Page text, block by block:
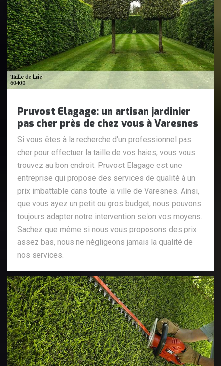
Pruvost Elagage: un artisan jardinier
pas cher près de chez vous à Varesnes
Si vous êtes à la recherche d'un professionnel pas
cher pour effectuer la taille de vos haies, vous vous
trouvez au bon endroit. Pruvost Elagage est une
entreprise qui propose des services de qualité à un
prix imbattable dans toute la ville de Varesnes. Ainsi,
que vous ayez un petit ou gros budget, nous pouvons
toujours adapter notre intervention selon vos moyens.
Sachez que même si nous vous proposons des prix
assez bas, nous ne négligeons jamais la qualité de
nos services.